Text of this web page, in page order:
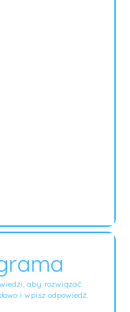
aby rozwiązać
i wpisz odpowiedź.